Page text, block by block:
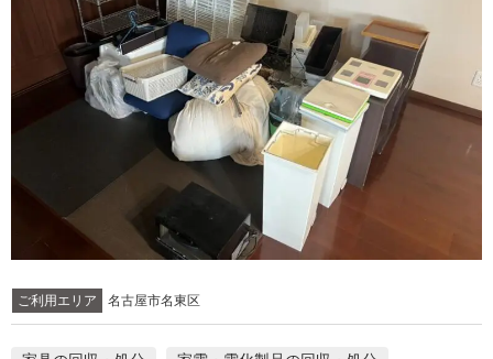
ご利用エリア 名古屋市名東区